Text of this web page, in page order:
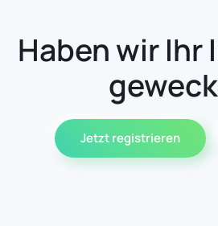
Haben wir Ihr
Jetzt registrieren